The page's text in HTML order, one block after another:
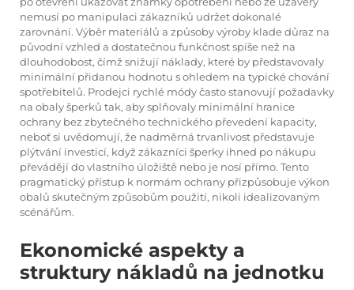
nemusí po manipulaci zákazníků udržet dokonalé
zarovnání. Výběr materiálů a způsoby výroby klade důraz na
původní vzhled a dostatečnou funkčnost spíše než na
dlouhodobost, čímž snižují náklady, které by představovaly
minimální přidanou hodnotu s ohledem na typické chování
spotřebitelů. Prodejci rychlé módy často stanovují požadavky
na obaly šperků tak, aby splňovaly minimální hranice
ochrany bez zbytečného technického převedení kapacity,
neboť si uvědomují, že nadměrná trvanlivost představuje
plýtvání investicí, když zákazníci šperky ihned po nákupu
převádějí do vlastního úložiště nebo je nosí přímo. Tento
pragmatický přístup k normám ochrany přizpůsobuje výkon
obalů skutečným způsobům použití, nikoli idealizovaným
scénářům.
Ekonomické aspekty a
struktury nákladů na jednotku